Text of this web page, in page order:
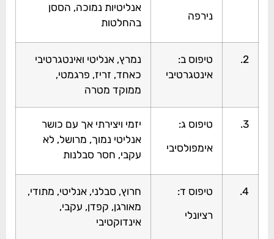
נירפה
אנליטיות נמוכה, הססן
בהחלטות
טיפוס ב:
אינטגרטיבי
נמרץ, אנליטי ואינטגרטיבי
כאחד, זריז, פרגמטי,
ממוקד מטרה
טיפוס ג:
אימפולסיבי
יזמי ויצירתי אך עם כושר
אנליטי נמוך, מרושל, לא
עקבי, חסר סבלנות
טיפוס ד:
רציונלי
חרוץ, סבלני, אנליטי, מתודי,
מאורגן, קפדן, עקבי,
אינדוקטיבי